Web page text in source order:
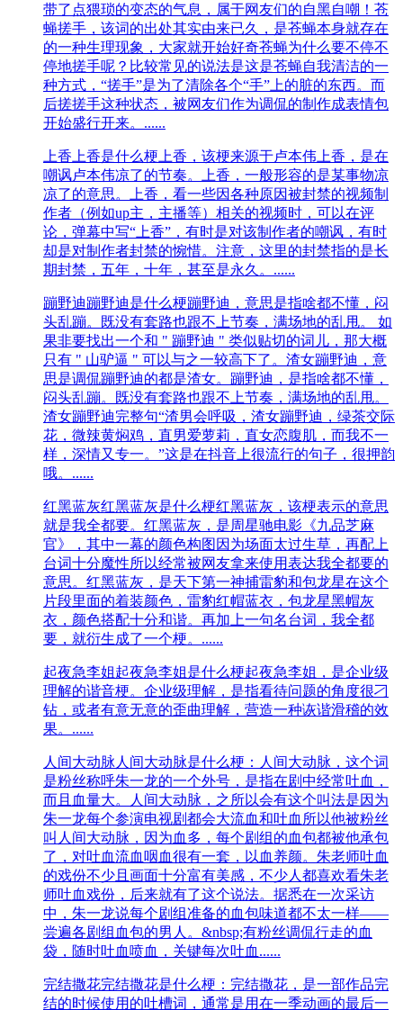
带了点猥琐的变态的气息，属于网友们的自黑自嘲！苍
蝇搓手，该词的出处其实由来已久，是苍蝇本身就存在
的一种生理现象，大家就开始好奇苍蝇为什么要不停不
停地搓手呢？比较常见的说法是这是苍蝇自我清洁的一
种方式，“搓手”是为了清除各个“手”上的脏的东西。而
后搓搓手这种状态，被网友们作为调侃的制作成表情包
开始盛行开来。......
上香 上香是什么梗上香，该梗来源于卢本伟上香，是在
嘲讽卢本伟凉了的节奏。上香，一般形容的是某事物凉
凉了的意思。上香，看一些因各种原因被封禁的视频制
作者（例如up主，主播等）相关的视频时，可以在评
论，弹幕中写“上香”，有时是对该制作者的嘲讽，有时
却是对制作者封禁的惋惜。注意，这里‌‌‌‌‌‌‌‌‌‌的封禁指的是长
期封禁，五年，十年，甚至是永久。......
蹦野迪蹦野迪是什么梗蹦野迪，意思是指啥都不懂，闷
头乱蹦。既没有套路也跟不上节奏，满场地的乱甩。 如
果非要找出一个和 " 蹦野迪 " 类似贴切的词儿，那大概
只有 " 山驴逼 " 可以与之一较高下了。渣女蹦野迪，意
思是调侃蹦野迪的都是渣女。蹦野迪，是指啥都不懂，
闷头乱蹦。既没有套路也跟不上节奏，满场地的乱甩。
渣女蹦野迪完整句“渣男会呼吸，渣女蹦野迪，绿茶交际
花，微辣黄焖鸡，直男爱萝莉，直女恋腹肌，而我不一
样，深情又专一。”这是在抖音上很流行的句子，很押韵
哦。......
红黑蓝灰红黑蓝灰是什么梗红黑蓝灰，该梗表示的意思
就是我全都要。红黑蓝灰，是周星驰电影《九品芝麻
官》，其中一幕的颜色构图因为场面太过生草，再配上
台词十分魔性所以经常被网友拿来使用表达我全都要的
意思。红黑蓝灰，是天下第一神捕雷豹和包龙星在这个
片段里面的着装颜色，雷豹红帽蓝衣，包龙星黑帽灰
衣，颜色搭配十分和谐。再加上一句名台词，我全都
要，就衍生成了一个梗。......
起夜急李姐起夜急李姐是什么梗起夜急李姐，是企业级
理解的谐音梗。企业级理解，是指看待问题的角度很刁
钻，或者有意无意的歪曲理解，营造一种诙谐滑稽的效
果。......
人间大动脉 人间大动脉是什么梗：人间大动脉，这个词
是粉丝称呼朱一龙的一个外号，是指在剧中经常吐血，
而且血量大。人间大动脉，之所以会有这个叫法是因为
朱一龙每个参演电视剧都会大流血和吐血所以他被粉丝
叫人间大动脉，因为血多，每个剧组的血包都被他承包
了，对吐血流血咽血很有一套，以血养颜。朱老师吐血
的戏份不少且画面十分富有美感，不少人都喜欢看朱老
师吐血戏份，后来就有了这个说法。据悉在一次采访
中，朱一龙说每个剧组准备的血包味道都不太一样——
尝遍各剧组血包的男人。&nbsp;有粉丝调侃行走的血
袋，随时吐血喷血，关键每次吐血......
完结撒花完结撒花是什么梗：完结撒花，是一部作品完
结的时候使用的吐槽词，通常是用在一季动画的最后一